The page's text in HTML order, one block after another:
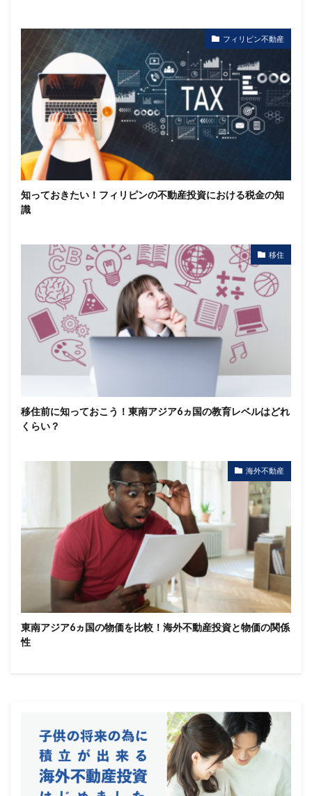
フィリピン不動産
知っておきたい！フィリピンの不動産投資における税金の知
識
移住
移住前に知っておこう！東南アジア6ヵ国の教育レベルはどれ
くらい？
海外不動産
東南アジア6ヵ国の物価を比較！海外不動産投資と物価の関係
性